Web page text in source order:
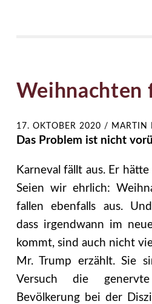
Weihnachten
17. OKTOBER 2020 / MARTIN
Das Problem ist nicht
Karneval fällt aus. Er
Seien wir ehrlich:
fallen ebenfalls aus.
dass irgendwann im
kommt, sind auch nicht
Mr. Trump erzählt. Sie
Versuch die
Bevölkerung bei der